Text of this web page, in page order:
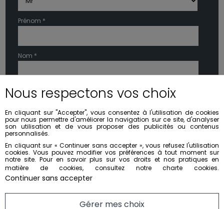
Prénom *
Nom *
Fonction, Titre
Société *
Adresse
Code Postal *
Nous respectons vos choix
En cliquant sur "Accepter", vous consentez à l'utilisation de cookies
pour nous permettre d'améliorer la navigation sur ce site, d'analyser
son utilisation et de vous proposer des publicités ou contenus
personnalisés.
En cliquant sur « Continuer sans accepter », vous refusez l'utilisation
cookies. Vous pouvez modifier vos préférences à tout moment sur
notre site. Pour en savoir plus sur vos droits et nos pratiques en
matière de cookies, consultez notrecharte cookies.
Continuer sans accepter
Gérer mes choix